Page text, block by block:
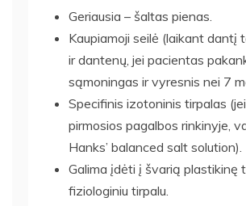
Geriausia – šaltas pienas.
Kaupiamoji seilė (laikant dantį
ir dantenų, jei pacientas
sąmoningas ir vyresnis nei 7
Specifinis izotoninis tirpalas
pirmosios pagalbos rinkinyje,
Hanks’ balanced salt solution).
Galima įdėti į švarią plastikinę
fiziologiniu tirpalu.